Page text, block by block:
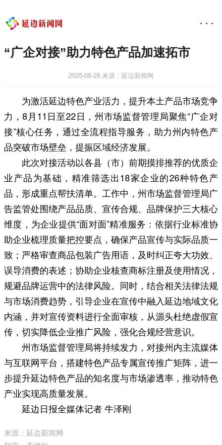
“广企对接”助力特色产品加速拓市
2025-08-28 来源：延边新闻网
为激活延边特色产业活力，提升本土产品市场竞争
力，8月11日至22日，州市场监督管理局聚焦“广企对
接”核心任务，通过全流程指导服务，助力州内特色产
品突破市场壁垒，提振区域经济发展。
此次对接活动以各县（市）前期摸排推荐的优质企
业产品为基础，精准筛选出18家企业的26种特色产
品，形成重点帮扶清单。工作中，州市场监督管理局广
告监管处围绕产品品质、宣传合规、品牌保护三大核心
维度，为企业提供“面对面”精准服务：依据行业标准协
助企业梳理质量把控要点，确保产品宣传与实际品质一
致；严格审查商品包装广告用语，及时纠正夸大功效、
误导消费的表述；协助企业核查商标注册及使用情况，
规避品牌运营中的法律风险。同时，结合相关法律法规
与市场消费趋势，引导企业在宣传中融入延边地域文化
内涵，并对宣传资料进行全面审核，从源头杜绝虚假宣
传，切实降低企业推广风险，强化合规经营意识。
州市场监督管理局将持续发力，对接州内主流媒体
与互联网平台，搭建特色产品专属宣传推广矩阵，进一
步提升延边特色产品的知名度与市场渗透率，推动特色
产业实现高质量发展。
延边日报全媒体记者 牛泽刚
来源：延边新闻网